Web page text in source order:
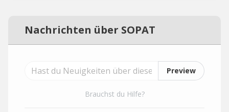
Nachrichten über SOPAT
Preview
Brauchst du Hilfe?